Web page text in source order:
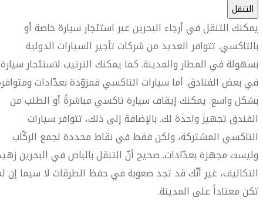
التنقل
يمكنك التنقل في أرجاء البحرين عبر استئجار سيارة خاصة أو
بالتاكسي. تتوافر العديد من شركات تأجير السيارات الدولية
بسهولة في المطار والمدينة. كما يمكنك الترتيب لاستئجار سيارة
في بعض الفنادق. أما سيارات التاكسي فمزوّدة بعدّادات
بشكل واسع. يمكنك إيقاف سيارة تاكسي مباشرةً أو الطلب من
الفندق تجهيزَ واحدة لك. بالإضافة إلى ذلك، تتوافر سيارات
التاكسي المشتركة، ولكن فقط في نقاط محددة لجمع الركّاب
وليست مجهزة بعدّادات. صحيح أنّ التنقل بالباص في البحرين
التكاليف، غير أنّك قد تجد صعوبة في حفظ الطرقات لا سيما إن
تكن معتاداً على المدينة.